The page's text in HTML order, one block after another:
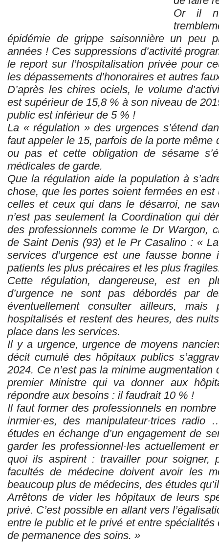
Or il
épidémie de grippe saisonnière un peu
années ! Ces suppressions d’activité
le report sur l’hospitalisation privée pour
les dépassements d’honoraires et autres
D’après les chires ociels, le volume
est supérieur de 15,8 % à son niveau de
public est inférieur de 5 % !
La « régulation » des urgences s’étend
faut appeler le 15, parfois de la porte même
ou pas et cette obligation de sésame
médicales de garde.
Que la régulation aide la population à
chose, que les portes soient fermées en
celles et ceux qui dans le désarroi, ne
n’est pas seulement la Coordination qui
des professionnels comme le Dr Wargon,
de Saint Denis (93) et le Pr Casalino : «
services d’urgence est une fausse
patients les plus précaires et les plus
Cette régulation, dangereuse, est en
d’urgence ne sont pas débordés par
éventuellement consulter ailleurs,
hospitalisés et restent des heures, des
place dans les services.
Il y a urgence, urgence de moyens
décit cumulé des hôpitaux publics
2024. Ce n’est pas la minime augmentation
premier Ministre qui va donner aux
répondre aux besoins : il faudrait 10 % !
Il faut former des professionnels en
inrmier·es, des manipulateur·trices
études en échange d’un engagement de
garder les professionnel·les actuellement
quoi ils aspirent : travailler pour soigner,
facultés de médecine doivent avoir les
beaucoup plus de médecins, des études
Arrêtons de vider les hôpitaux de leurs
privé. C’est possible en allant vers
entre le public et le privé et entre spécialités
de permanence des soins. »